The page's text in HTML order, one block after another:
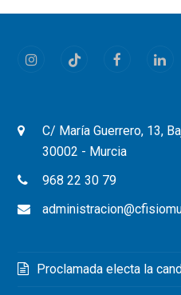
InstagramTiktok Facebook
C/ María Guerrero, 13,
30002 - Murcia
968 22 30 79
Proclamada electa la